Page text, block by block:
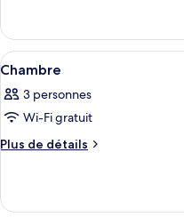
de
chambre :
Chambre
le
type
de
Chambre
Afficher
toutes
les
photos
pour
de
1
Chambre
3 personnes
Wi-Fi gratuit
Plus de détails
Plus
le